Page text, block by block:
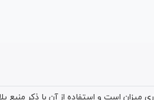
است و استفاده از آن با ذکر منبع